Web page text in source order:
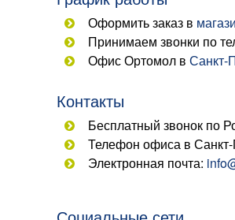
Оформить заказ в
Принимаем звонки по
Офис Ортомол в Санкт-
Контакты
Бесплатный звонок по
Телефон офиса в Санкт-
Электронная почта: